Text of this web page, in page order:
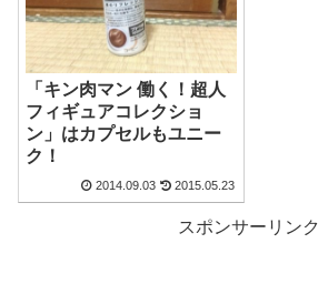
「キン肉マン 働く！超人
フィギュアコレクショ
ン」はカプセルもユニー
ク！
2014.09.03 2015.05.23
スポンサーリンク